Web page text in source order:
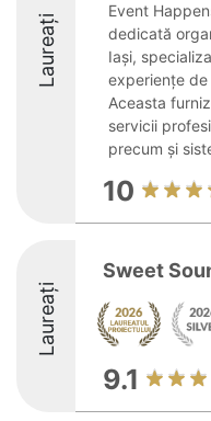
Laureați
Event
dedicată
Iași,
experiențe
Aceasta
servicii
precum și
10
Laureați
Sweet
9.1